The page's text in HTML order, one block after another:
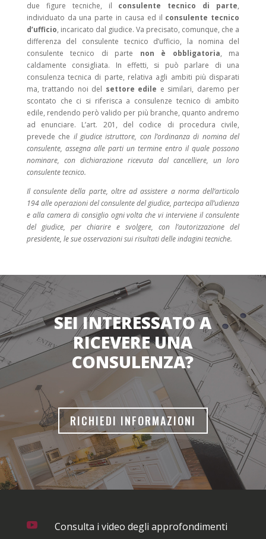
due figure tecniche, il consulente tecnico di parte,
individuato da una parte in causa ed il consulente tecnico
d’ufficio, incaricato dal giudice. Va precisato, comunque, che a
differenza del consulente tecnico d’ufficio, la nomina del
consulente tecnico di parte non è obbligatoria, ma
caldamente consigliata. In effetti, si può parlare di una
consulenza tecnica di parte, relativa agli ambiti più disparati
ma, trattando noi del settore edile e similari, daremo per
scontato che ci si riferisca a consulenze tecnico di ambito
edile, rendendo però valido per più branche, quanto andremo
ad enunciare. L’art. 201, del codice di procedura civile,
prevede che il giudice istruttore, conl’ordinanza di nomina del
consulente, assegna alle parti un termine entro il quale possono
nominare, con dichiarazione ricevuta dal cancelliere, un loro
consulente tecnico.
Il consulente della parte, oltre ad assistere a norma dell’articolo
194 alle operazioni del consulente del giudice, partecipa all’udienza
e alla camera di consiglio ogni volta che vi interviene il consulente
del giudice, per chiarire e svolgere, con l’autorizzazione del
presidente, le sue osservazioni sui risultati delle indagini tecniche.
SEI INTERESSATO A
RICEVERE UNA
CONSULENZA?
RICHIEDI INFORMAZIONI
 Consulta i video degli approfondimenti